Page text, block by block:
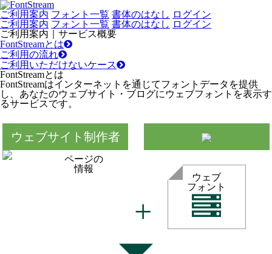
ご利用案内 フォント一覧 書体のはなし ログイン
ご利用案内 フォント一覧 書体のはなし ログイン
ご利用案内｜サービス概要
FontStreamとは
ご利用の流れ
ご利用いただけないケース
FontStreamとは
FontStreamはインターネットを通じてフォントデータを提供
し、あなたのウェブサイト・ブログにウェブフォントを表示す
るサービスです。
ウェブサイト制作者
ページの
情報
ウェブ
フォント